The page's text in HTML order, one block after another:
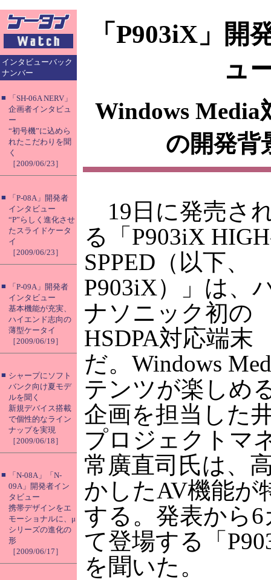
インタビューバック
ナンバー
■
「SH-06A NERV」
企画者インタビュ
ー
“初号機”に込めら
れたこだわりを聞
く
［2009/06/23］
■
「P-08A」開発者
インタビュー
“P”らしく進化させ
たスライドケータ
イ
［2009/06/23］
■
「P-09A」開発者
インタビュー
基本機能が充実、
ハイエンド志向の
薄型ケータイ
［2009/06/19］
■ シャープにソフト
バンク向け夏モデ
ルを聞く
新規デバイス搭載
で個性的なライン
ナップを実現
［2009/06/18］
■
「N-08A」「N-
09A」開発者イン
タビュー
携帯デザインをエ
モーショナルに、μ
シリーズの進化の
形
［2009/06/17］
「P903iX」開
ュ
Windows Media
の開発背
19日に発売さ
る「P903iX
SPPED（以下、
P903iX）」は、
ナソニック初の
HSDPA対応端末
だ。Windows
テンツが楽しめ
企画を担当した
プロジェクトマ
常廣直司氏は、
かしたAV機能が
する。発表から
て登場する「
を聞いた。